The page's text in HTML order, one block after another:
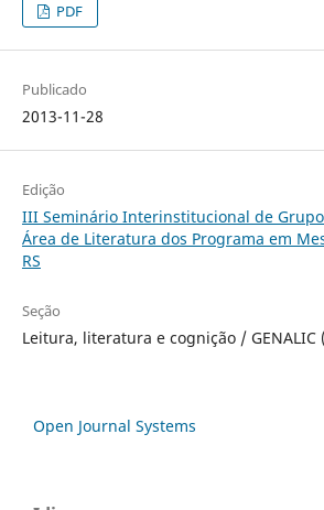
PDF
Publicado
2013-11-28
Edição
III Seminário Interinstitucional de
Área de Literatura dos Programa em
RS
Seção
Leitura, literatura e cognição / GENALIC
Open Journal Systems